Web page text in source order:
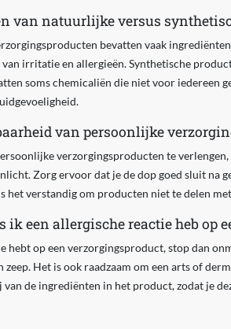
van natuurlijke versus
bevatten vaak
irritatie en allergieën. Synthetische
soms chemicaliën die niet voor iedereen
van persoonlijke
verzorgingsproducten te
Zorg ervoor dat je de dop goed sluit na
het verstandig om producten niet te delen
ik een allergische reactie heb op
hebt op een verzorgingsproduct, stop dan
Het is ook raadzaam om een arts of
de ingrediënten in het product, zodat je